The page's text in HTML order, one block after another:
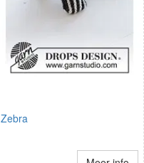
Zebra